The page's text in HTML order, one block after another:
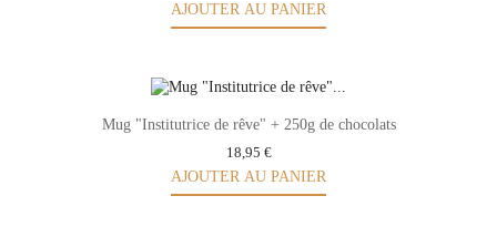
AJOUTER AU PANIER
Mug "Institutrice de rêve" + 250g de chocolats
18,95 €
AJOUTER AU PANIER